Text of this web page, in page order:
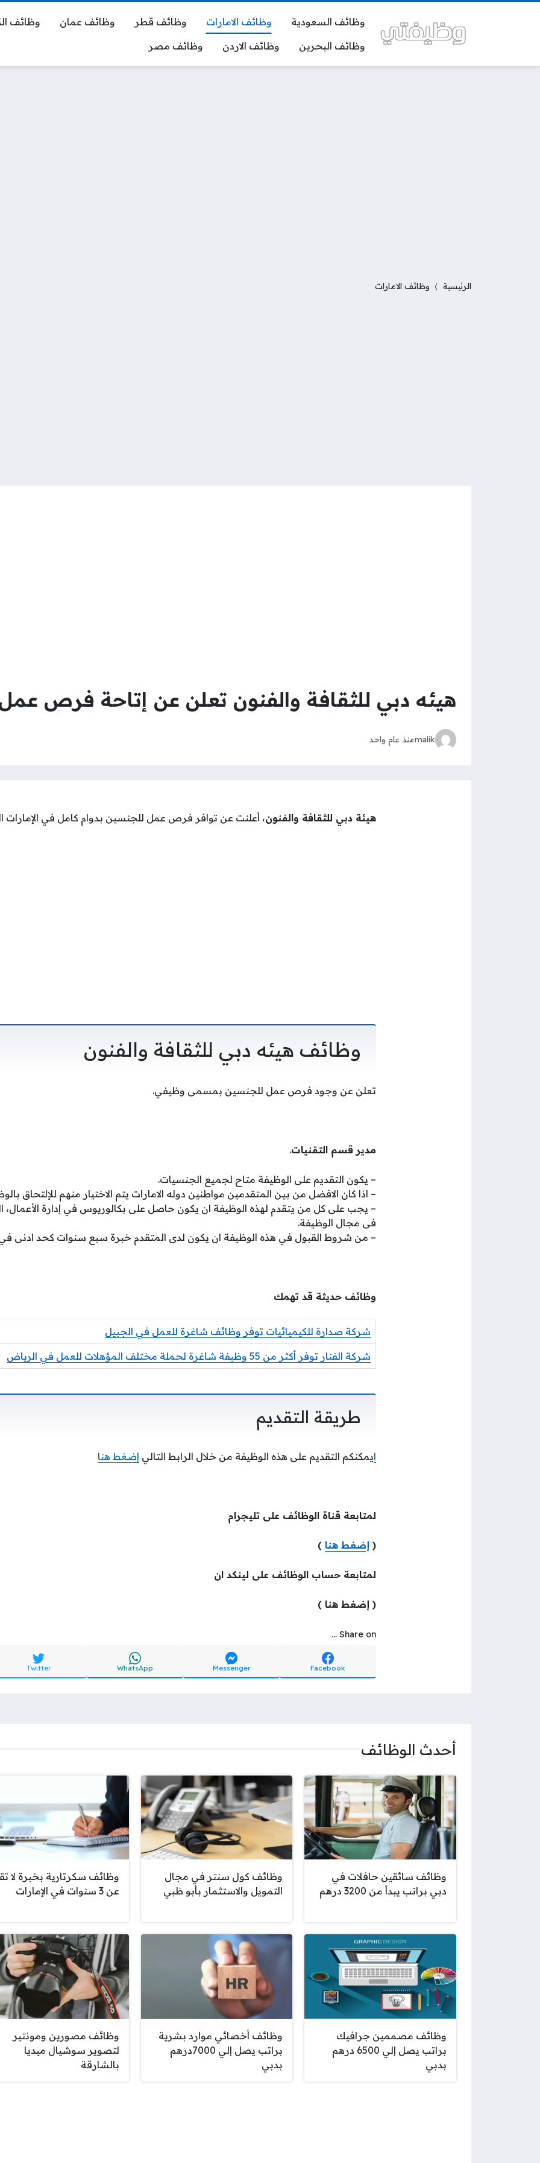
وظائف السعودية وظائف الامارات وظائف قطر وظائف عمان
وظائف
وظائف البحرين
وظائف الاردن وظائف مصر
الرئيسية وظائف الامارات
هيئه دبي للثقافة والفنون تعلن عن إتاحة فرص
malikمنذ عام واحد
هيئة دبي للثقافة والفنون، أعلنت عن توافر فرص عمل للجنسين بدوام كامل في الإمارات
وظائف هيئه دبي للثقافة والفنون
تعلن عن وجود فرص عمل للجنسين بمسمى وظيفي.
مدير قسم التقنيات.
– يكون التقديم على الوظيفة متاح لجميع الجنسيات.
– اذا كان الافضل من بين المتقدمين مواطنين دوله الامارات يتم الاختيار منهم للإلتحاق
– يجب على كل من يتقدم لهذه الوظيفة ان يكون حاصل على بكالوريوس في إدارة الأعمال،
فى مجال الوظيفة.
– من شروط القبول في هذه الوظيفة ان يكون لدى المتقدم خبرة سبع سنوات كحد ادنى
وظائف حديثة قد تهمك
شركة صدارة للكيميائيات توفر وظائف شاغرة للعمل في الجبيل
شركة الفنار توفر أكثر من 55 وظيفة شاغرة لحملة مختلف المؤهلات للعمل في الرياض
طريقة التقديم
ايمكنكم التقديم على هذه الوظيفة من خلال الرابط التالي إضغط هنا
لمتابعة قناة الوظائف على تليجرام
( إضغط هنا )
لمتابعة حساب الوظائف على لينكد ان
( إضغط هنا )
Share on ...
Facebook
Messenger
WhatsApp
Twitter
أحدث الوظائف
وظائف سائقين حافلات في
دبي براتب يبدأ من 3200 درهم
وظائف كول سنتر في مجال
التمويل والاستثمار بأبو ظبي
وظائف سكرتارية بخبرة لا
عن 3 سنوات في الإمارات
وظائف مصممين جرافيك
براتب يصل إلي 6500 درهم
بدبي
وظائف أخصائي موارد بشرية
براتب يصل إلي 7000درهم
بدبي
وظائف مصورين ومونتير
لتصوير سوشيال ميديا
بالشارقة